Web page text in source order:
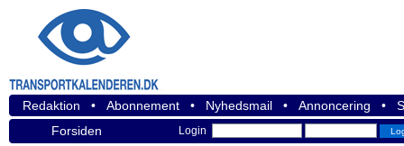
Redaktion • Abonnement • Nyhedsmail • Annoncering •
Forsiden
Login